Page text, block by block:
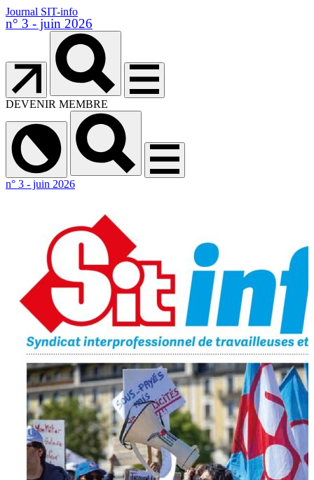
Journal SIT-info
n° 3 - juin 2026
DEVENIR MEMBRE
n° 3 - juin 2026